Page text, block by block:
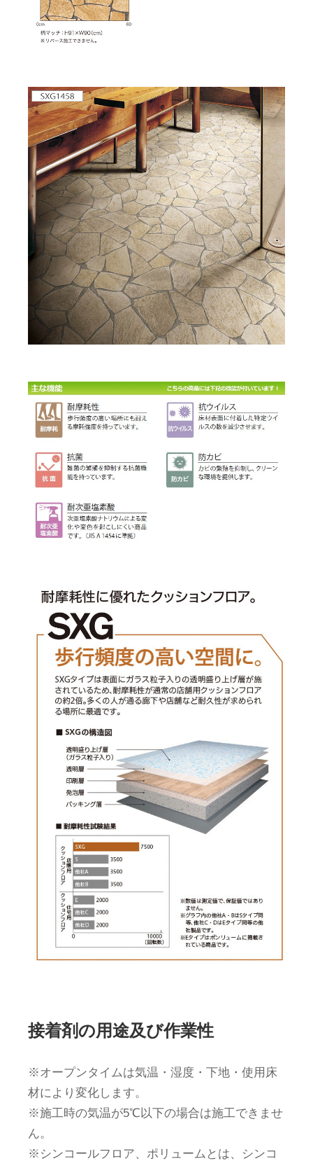
接着剤の用途及び作業性
※オープンタイムは気温・湿度・下地・使用床
材により変化します。
※施工時の気温が5℃以下の場合は施工できませ
ん。
※シンコールフロア、ポリュームとは、シンコ